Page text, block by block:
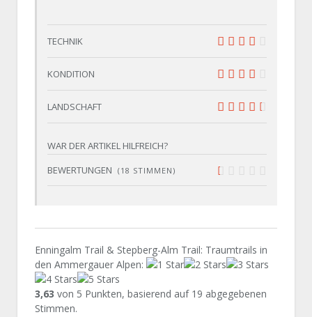
TECHNIK
KONDITION
LANDSCHAFT
WAR DER ARTIKEL HILFREICH?
BEWERTUNGEN (18 STIMMEN)
Enningalm Trail & Stepberg-Alm Trail: Traumtrails in
den Ammergauer Alpen:
3,63 von 5 Punkten, basierend auf 19 abgegebenen
Stimmen.